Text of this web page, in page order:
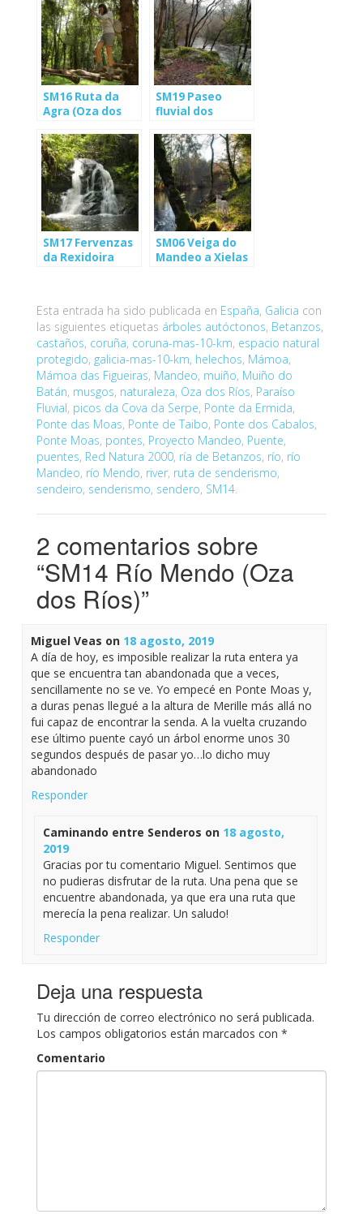
SM16 Ruta da
Agra (Oza dos
SM19 Paseo
fluvial dos
(Betanzos)
SM17 Fervenzas
da Rexidoira
SM06 Veiga do
Mandeo a Xielas
Esta entrada ha sido publicada en España, Galicia con
las siguientes etiquetas árboles autóctonos, Betanzos,
castaños, coruña, coruna-mas-10-km, espacio natural
protegido, galicia-mas-10-km, helechos, Mámoa,
Mámoa das Figueiras, Mandeo, muiño, Muiño do
Batán, musgos, naturaleza, Oza dos Ríos, Paraíso
Fluvial, picos da Cova da Serpe, Ponte da Ermida,
Ponte das Moas, Ponte de Taibo, Ponte dos Cabalos,
Ponte Moas, pontes, Proyecto Mandeo, Puente,
puentes, Red Natura 2000, ría de Betanzos, río, río
Mandeo, río Mendo, river, ruta de senderismo,
sendeiro, senderismo, sendero, SM14.
2 comentarios sobre
“SM14 Río Mendo (Oza
dos Ríos)”
Miguel Veas on 18 agosto, 2019
A día de hoy, es imposible realizar la ruta entera ya
que se encuentra tan abandonada que a veces,
sencillamente no se ve. Yo empecé en Ponte Moas y,
a duras penas llegué a la altura de Merille más allá no
fui capaz de encontrar la senda. A la vuelta cruzando
ese último puente cayó un árbol enorme unos 30
segundos después de pasar yo…lo dicho muy
abandonado
Responder
Caminando entre Senderos on 18 agosto,
2019
Gracias por tu comentario Miguel. Sentimos que
no pudieras disfrutar de la ruta. Una pena que se
encuentre abandonada, ya que era una ruta que
merecía la pena realizar. Un saludo!
Responder
Deja una respuesta
Tu dirección de correo electrónico no será publicada.
Los campos obligatorios están marcados con *
Comentario